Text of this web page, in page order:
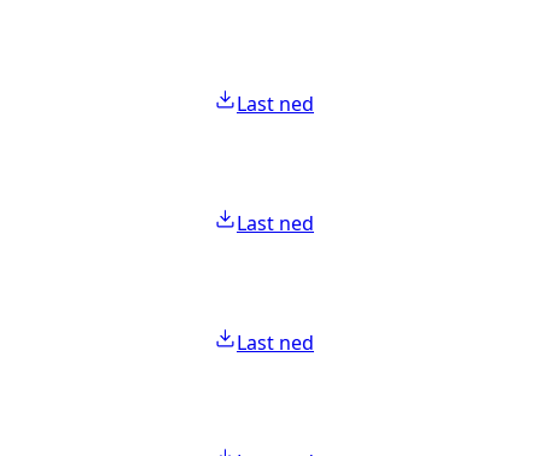
Last ned
Last ned
Last ned